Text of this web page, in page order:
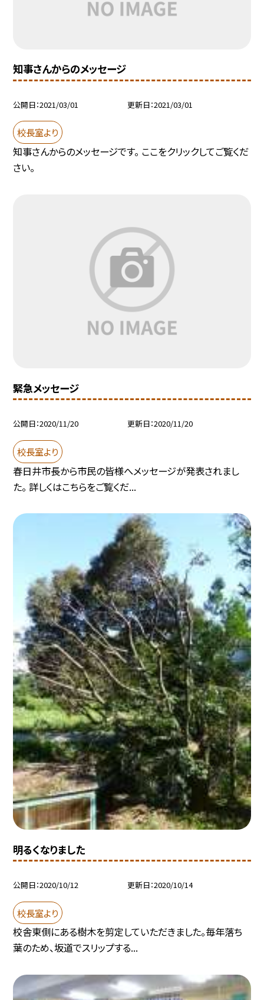
知事さんからのメッセージ
公開日 2021/03/01 更新日 2021/03/01
校長室より
知事さんからのメッセージです。 ここをクリックしてご覧くだ
さい。
緊急メッセージ
公開日 2020/11/20 更新日 2020/11/20
校長室より
春日井市長から市民の皆様へメッセージが発表されまし
た。 詳しくはこちらをご覧くだ...
明るくなりました
公開日 2020/10/12 更新日 2020/10/14
校長室より
校舎東側にある樹木を剪定していただきました。毎年落ち
葉のため、坂道でスリップする...